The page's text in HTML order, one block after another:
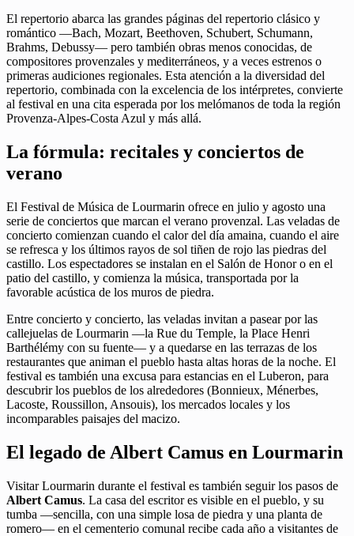
El repertorio abarca las grandes páginas del repertorio clásico y
romántico —Bach, Mozart, Beethoven, Schubert, Schumann,
Brahms, Debussy— pero también obras menos conocidas, de
compositores provenzales y mediterráneos, y a veces estrenos o
primeras audiciones regionales. Esta atención a la diversidad del
repertorio, combinada con la excelencia de los intérpretes, convierte
al festival en una cita esperada por los melómanos de toda la región
Provenza-Alpes-Costa Azul y más allá.
La fórmula: recitales y conciertos de
verano
El Festival de Música de Lourmarin ofrece en julio y agosto una
serie de conciertos que marcan el verano provenzal. Las veladas de
concierto comienzan cuando el calor del día amaina, cuando el aire
se refresca y los últimos rayos de sol tiñen de rojo las piedras del
castillo. Los espectadores se instalan en el Salón de Honor o en el
patio del castillo, y comienza la música, transportada por la
favorable acústica de los muros de piedra.
Entre concierto y concierto, las veladas invitan a pasear por las
callejuelas de Lourmarin —la Rue du Temple, la Place Henri
Barthélémy con su fuente— y a quedarse en las terrazas de los
restaurantes que animan el pueblo hasta altas horas de la noche. El
festival es también una excusa para estancias en el Luberon, para
descubrir los pueblos de los alrededores (Bonnieux, Ménerbes,
Lacoste, Roussillon, Ansouis), los mercados locales y los
incomparables paisajes del macizo.
El legado de Albert Camus en Lourmarin
Visitar Lourmarin durante el festival es también seguir los pasos de
Albert Camus. La casa del escritor es visible en el pueblo, y su
tumba —sencilla, con una simple losa de piedra y una planta de
romero— en el cementerio comunal recibe cada año a visitantes de